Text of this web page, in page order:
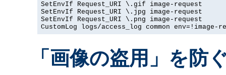
SetEnvIf Request_URI \.gif image-request
SetEnvIf Request_URI \.jpg image-request
SetEnvIf Request_URI \.png image-request
CustomLog logs/access_log common env=!image-
「画像の盗用」を防